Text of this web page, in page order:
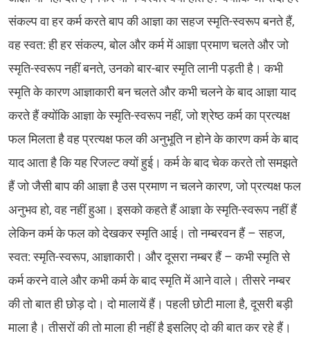
संकल्प वा हर कर्म करते बाप की आज्ञा का सहज स्मृति-स्वरूप बनते हैं,
वह स्वत: ही हर संकल्प, बोल और कर्म में आज्ञा प्रमाण चलते और जो
स्मृति-स्वरूप नहीं बनते, उनको बार-बार स्मृति लानी पड़ती है। कभी
स्मृति के कारण आज्ञाकारी बन चलते और कभी चलने के बाद आज्ञा याद
करते हैं क्योंकि आज्ञा के स्मृति-स्वरूप नहीं, जो श्रेष्ठ कर्म का प्रत्यक्ष
फल मिलता है वह प्रत्यक्ष फल की अनुभूति न होने के कारण कर्म के बाद
याद आता है कि यह रिजल्ट क्यों हुई। कर्म के बाद चेक करते तो समझते
हैं जो जैसी बाप की आज्ञा है उस प्रमाण न चलने कारण, जो प्रत्यक्ष फल
अनुभव हो, वह नहीं हुआ। इसको कहते हैं आज्ञा के स्मृति-स्वरूप नहीं हैं
लेकिन कर्म के फल को देखकर स्मृति आई। तो नम्बरवन हैं – सहज,
स्वत: स्मृति-स्वरूप, आज्ञाकारी। और दूसरा नम्बर हैं – कभी स्मृति से
कर्म करने वाले और कभी कर्म के बाद स्मृति में आने वाले। तीसरे नम्बर
की तो बात ही छोड़ दो। दो मालायें हैं। पहली छोटी माला है, दूसरी बड़ी
माला है। तीसरों की तो माला ही नहीं है इसलिए दो की बात कर रहे हैं।